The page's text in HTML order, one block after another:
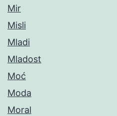
Mir
Misli
Mladi
Mladost
Moć
Moda
Moral